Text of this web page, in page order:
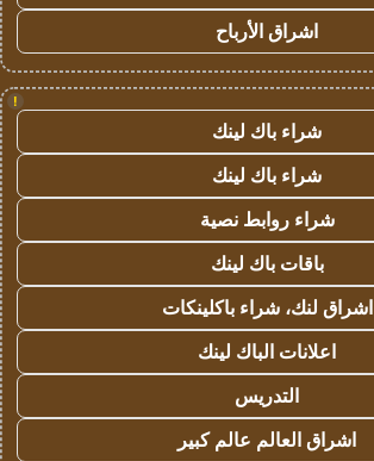
اشراق الأرباح
!
شراء باك لينك
شراء باك لينك
شراء روابط نصية
باقات باك لينك
اشراق لنك، شراء باكلينكات
اعلانات الباك لينك
التدريس
اشراق العالم عالم كبير